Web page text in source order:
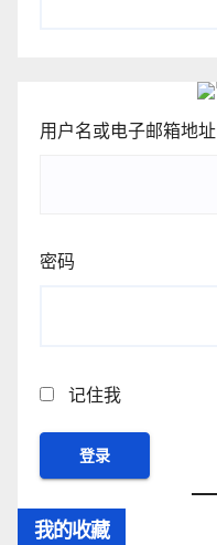
用户名或电子邮箱地址
密码
记住我
我的收藏